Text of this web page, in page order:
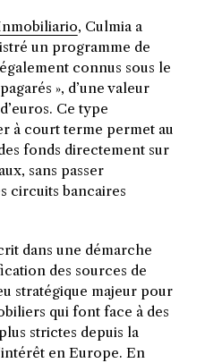
, Culmia a
un programme de
connus sous le
», d’une valeur
Ce type
à court terme permet au
fonds directement sur
sans passer
circuits bancaires
dans une démarche
des sources de
stratégique majeur pour
qui font face à des
strictes depuis la
en Europe. En